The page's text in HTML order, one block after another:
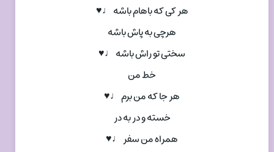
هر کی که باهام باشه ♩♥
هرچی به پاش باشه
سختی تو راش باشه ♩♥
خط من
هر جا که من برم ♩♥
خسته و در به در
همراه من سفر ♩♥